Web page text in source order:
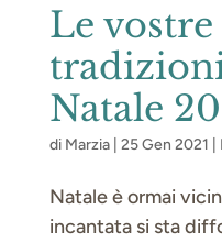
Le
Natale
di Marzia| 25 Gen 2021
Natale è ormai
incantata si sta